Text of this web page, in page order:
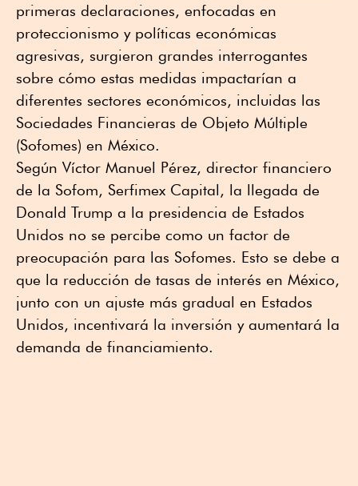
primeras declaraciones, enfocadas en
proteccionismo y políticas económicas
agresivas, surgieron grandes interrogantes
sobre cómo estas medidas impactarían a
diferentes sectores económicos, incluidas las
Sociedades Financieras de Objeto Múltiple
(Sofomes) en México.
Según Víctor Manuel Pérez, director financiero
de la Sofom, Serfimex Capital, la llegada de
Donald Trump a la presidencia de Estados
Unidos no se percibe como un factor de
preocupación para las Sofomes. Esto se debe a
que la reducción de tasas de interés en México,
junto con un ajuste más gradual en Estados
Unidos, incentivará la inversión y aumentará la
demanda de financiamiento.